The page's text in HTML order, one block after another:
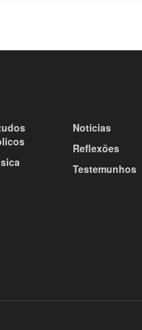
Notícias
Reflexões
Testemunhos